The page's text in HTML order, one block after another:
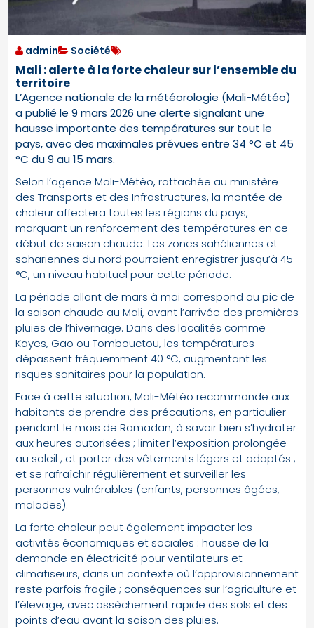
admin Société
Mali : alerte à la forte chaleur sur l’ensemble du
territoire
L’Agence nationale de la météorologie (Mali-Météo)
a publié le 9 mars 2026 une alerte signalant une
hausse importante des températures sur tout le
pays, avec des maximales prévues entre 34 °C et 45
°C du 9 au 15 mars.
Selon l’agence Mali-Météo, rattachée au ministère
des Transports et des Infrastructures, la montée de
chaleur affectera toutes les régions du pays,
marquant un renforcement des températures en ce
début de saison chaude. Les zones sahéliennes et
sahariennes du nord pourraient enregistrer jusqu’à 45
°C, un niveau habituel pour cette période.
La période allant de mars à mai correspond au pic de
la saison chaude au Mali, avant l’arrivée des premières
pluies de l’hivernage. Dans des localités comme
Kayes, Gao ou Tombouctou, les températures
dépassent fréquemment 40 °C, augmentant les
risques sanitaires pour la population.
Face à cette situation, Mali-Météo recommande aux
habitants de prendre des précautions, en particulier
pendant le mois de Ramadan, à savoir bien s’hydrater
aux heures autorisées ; limiter l’exposition prolongée
au soleil ; et porter des vêtements légers et adaptés ;
et se rafraîchir régulièrement et surveiller les
personnes vulnérables (enfants, personnes âgées,
malades).
La forte chaleur peut également impacter les
activités économiques et sociales : hausse de la
demande en électricité pour ventilateurs et
climatiseurs, dans un contexte où l’approvisionnement
reste parfois fragile ; conséquences sur l’agriculture et
l’élevage, avec assèchement rapide des sols et des
points d’eau avant la saison des pluies.